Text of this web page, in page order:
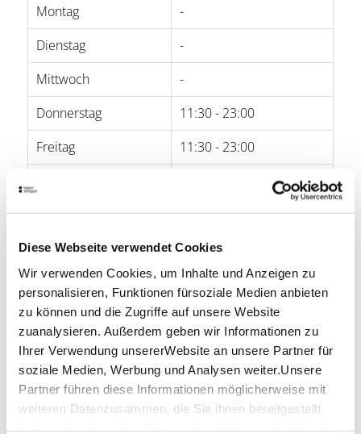
Diese Webseite verwendet Cookies
Wir verwenden Cookies, um Inhalte und Anzeigen zu
personalisieren, Funktionen fürsoziale Medien anbieten
zu können und die Zugriffe auf unsere Website
zuanalysieren. Außerdem geben wir Informationen zu
Ihrer Verwendung unsererWebsite an unsere Partner für
soziale Medien, Werbung und Analysen weiter.Unsere
Partner führen diese Informationen möglicherweise mit
weiteren Datenzusammen, die Sie ihnen bereitgestellt
Montag
-
Dienstag
-
Mittwoch
-
Donnerstag
11:30 - 23:00
Freitag
11:30 - 23:00
Sonntag
11:30 - 23:00
Lage & Kontakt
Besenwirtschaft Weingut Ruoff
Uhlbacher Straße 31
70329 Stuttgart
Telefon:0711 322992
Mail:info@weingut-ruoff.de